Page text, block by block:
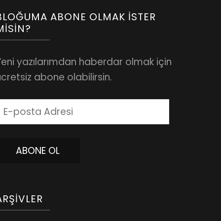
ABONE OLMAK İSTER
yazılarımdan haberdar olmak için
abone olabilirsin.
E-
ABONE OL